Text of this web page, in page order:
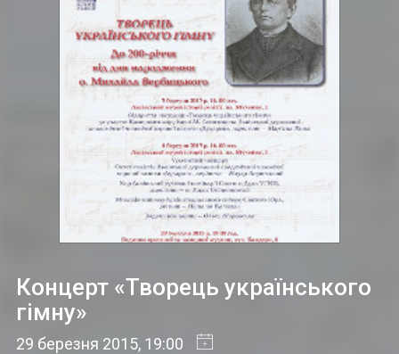
ПУБЛІКАЦІЇ
ДОВІДКА
Концерт «Творець українського
гімну»
29 березня 2015, 19:00